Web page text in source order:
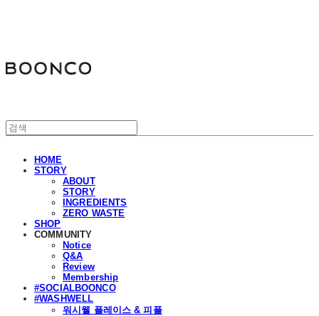
HOME
STORY
ABOUT
STORY
INGREDIENTS
ZERO WASTE
SHOP
COMMUNITY
Notice
Q&A
Review
Membership
#SOCIALBOONCO
#WASHWELL
워시웰 플레이스 & 피플